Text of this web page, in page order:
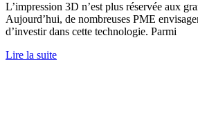
L’impression 3D n’est plus réservée aux
Aujourd’hui, de nombreuses PME
d’investir dans cette technologie. Parmi
Lire la suite